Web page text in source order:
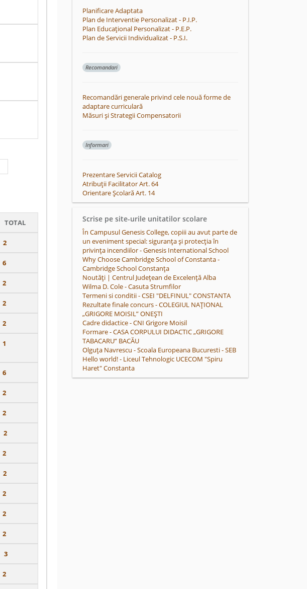
TOTAL
2
6
2
2
2
1
6
2
2
2
2
2
2
2
2
3
2
Planificare Adaptata
Plan de Interventie Personalizat - P.I.P.
Plan Educațional Personalizat - P.E.P.
Plan de Servicii Individualizat - P.S.I.
Recomandari
Recomandări generale privind cele nouă forme de
adaptare curriculară
Măsuri și Strategii Compensatorii
Informari
Prezentare Servicii Catalog
Atribuții Facilitator Art. 64
Orientare Școlară Art. 14
Scrise pe site-urile unitatilor scolare
În Campusul Genesis College, copiii au avut parte de
un eveniment special: siguranța și protecția în
privința incendiilor - Genesis International School
Why Choose Cambridge School of Constanta -
Cambridge School Constanța
Noutăți | Centrul Județean de Excelență Alba
Wilma D. Cole - Casuta Strumfilor
Termeni si conditii - CSEI "DELFINUL" CONSTANTA
Rezultate finale concurs - COLEGIUL NAŢIONAL
„GRIGORE MOISIL” ONEŞTI
Cadre didactice - CNI Grigore Moisil
Formare - CASA CORPULUI DIDACTIC „GRIGORE
TABACARU” BACĂU
Olguța Navrescu - Scoala Europeana Bucuresti - SEB
Hello world! - Liceul Tehnologic UCECOM "Spiru
Haret" Constanta